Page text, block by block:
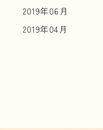
2019年06月
2019年04月